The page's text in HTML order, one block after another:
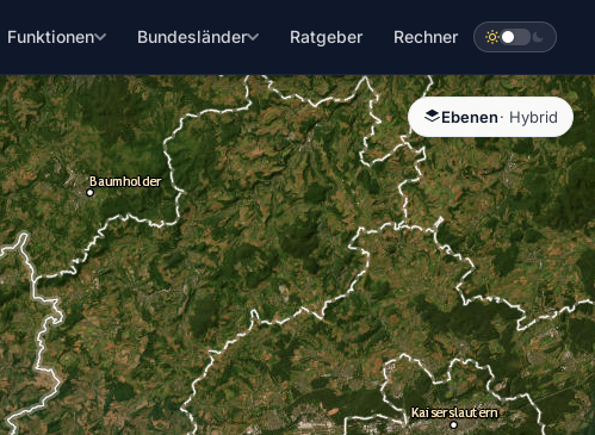
Funktionen Bundesländer Ratgeber Rechner
Ebenen· Hybrid